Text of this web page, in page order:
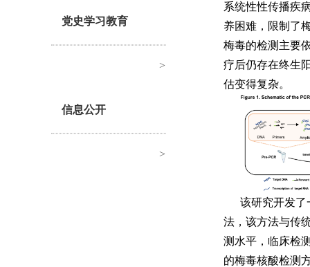
党史学习教育
>
信息公开
>
系统性性传播疾
养困难，限制了
梅毒的检测主要
疗后仍存在终生
估变得复杂。
该研究开发了
法，该方法与传
测水平，临床检
的梅毒核酸检测